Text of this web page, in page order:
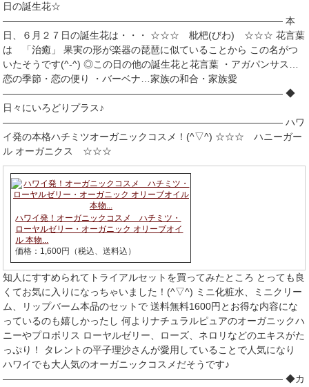
日の誕生花☆
――――――――――――――――――――――――――――― 本
日、６月２７日の誕生花は・・・ ☆☆☆ 枇杷(びわ) ☆☆☆ 花言葉
は 「治癒」 果実の形が楽器の琵琶に似ていることから この名がつ
いたそうです(^-^) ◎この日の他の誕生花と花言葉 ・アガパンサス…
恋の季節・恋の便り ・バーベナ…家族の和合・家族愛
――――――――――――――――――――――――――――― ◆
日々にいろどりプラス♪
――――――――――――――――――――――――――――― ハワ
イ発の本格ハチミツオーガニックコスメ！(^▽^) ☆☆☆ ハニーガー
ル オーガニクス ☆☆☆
ハワイ発！オーガニックコスメ ハチミツ・
ローヤルゼリー・オーガニック オリーブオイ
ル 本物...
価格：1,600円（税込、送料込）
知人にすすめられてトライアルセットを買ってみたところ とっても良
くてお気に入りになっちゃいました！(^▽^) ミニ化粧水、ミニクリー
ム、リップバーム本品のセットで 送料無料1600円とお得な内容にな
っているのも嬉しかったし 何よりナチュラルピュアのオーガニックハ
ニーやプロポリス ローヤルゼリー、ローズ、ネロリなどのエキスがた
っぷり！ タレントの平子理沙さんが愛用していることで人気になり
ハワイでも大人気のオーガニックコスメだそうです♪
――――――――――――――――――――――――――――― ◆カ